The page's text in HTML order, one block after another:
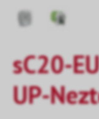
sC20-
UP-